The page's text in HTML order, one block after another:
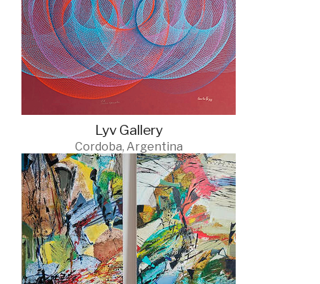
Lyv Gallery
Cordoba, Argentina